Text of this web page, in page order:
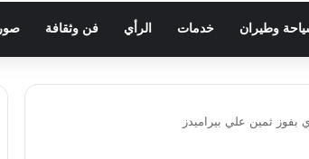
وطيران خدمات الرأي فن وثقافة
ثمين علي بيراميدز